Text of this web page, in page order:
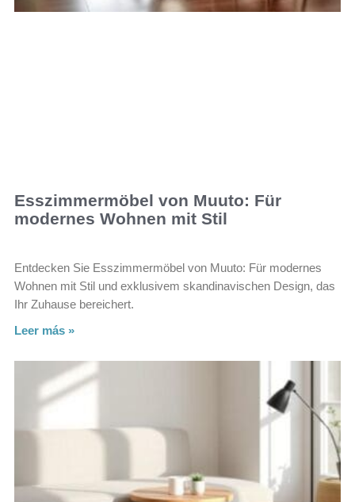
Esszimmermöbel von Muuto: Für
modernes Wohnen mit Stil
Entdecken Sie Esszimmermöbel von Muuto: Für modernes
Wohnen mit Stil und exklusivem skandinavischen Design, das
Ihr Zuhause bereichert.
Leer más »